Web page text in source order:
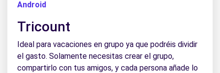
Android
Tricount
Ideal para vacaciones en grupo ya que podréis dividir
el gasto. Solamente necesitas crear el grupo,
compartirlo con tus amigos, y cada persona añade lo